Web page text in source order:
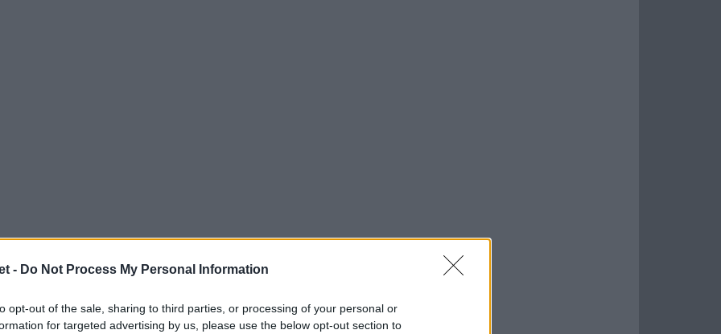
- Do Not Process My Personal Information
opt-out of the sale, sharing to third parties, or processing of your personal or
for targeted advertising by us, please use the below opt-out section to